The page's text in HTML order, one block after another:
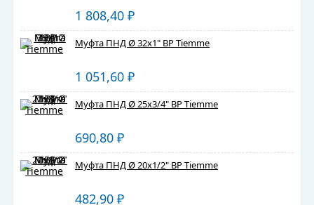
1 808,40 ₽
Муфта ПНД Ø 32х1" ВР Tiemme
1 051,60 ₽
Муфта ПНД Ø 25х3/4" ВР Tiemme
690,80 ₽
Муфта ПНД Ø 20х1/2" ВР Tiemme
482,90 ₽